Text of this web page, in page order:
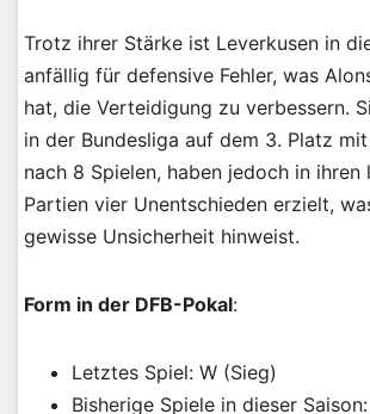
Trotz ihrer Stärke ist Leverkusen in
anfällig für defensive Fehler, was
hat, die Verteidigung zu verbessern.
in der Bundesliga auf dem 3. Platz
nach 8 Spielen, haben jedoch in ihren
Partien vier Unentschieden erzielt,
gewisse Unsicherheit hinweist.
Form in der DFB-Pokal:
Letztes Spiel: W (Sieg)
Bisherige Spiele in dieser